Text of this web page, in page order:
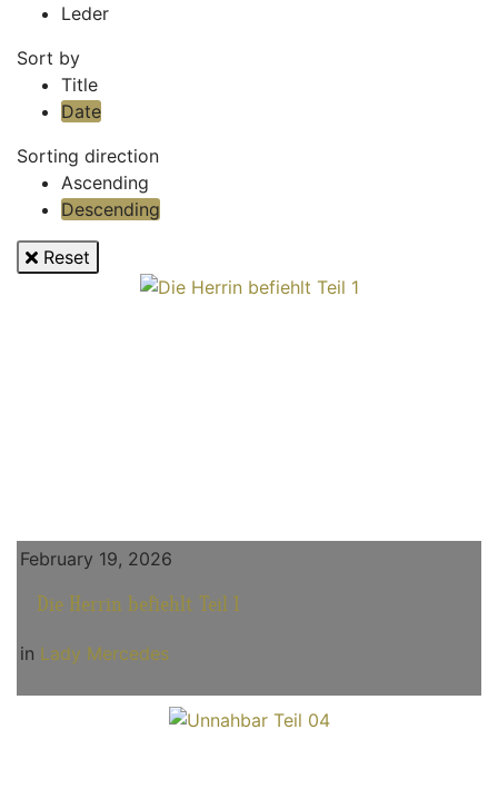
Leder
Sort by
Title
Date
Sorting direction
Ascending
Descending
Reset
February 19, 2026
Die Herrin befiehlt Teil 1
in Lady Mercedes